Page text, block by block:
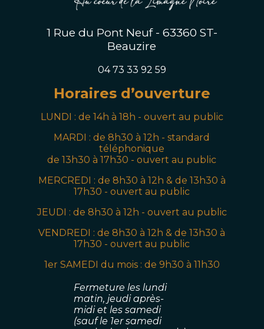
1 Rue du Pont Neuf - 63360 ST-
Beauzire
04 73 33 92 59
Horaires d’ouverture
LUNDI : de 14h à 18h - ouvert au public
MARDI :de 8h30 à 12h - standard
téléphonique
de 13h30 à 17h30 - ouvert au public
MERCREDI : de 8h30 à 12h & de 13h30 à
17h30 - ouvert au public
JEUDI : de 8h30 à 12h - ouvert au public
VENDREDI :de8h30 à 12h & de 13h30 à
17h30 - ouvert au public
1er SAMEDI du mois : de 9 h30 à 11h30
Fermeture les lundi
matin, jeudi après-
midiet les samedi
(sauf le 1er samedi